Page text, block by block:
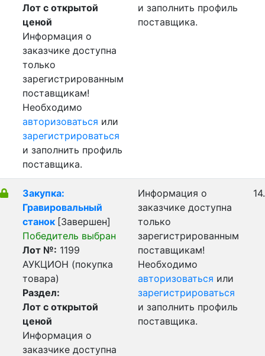
Лот с открытой
ценой
Информация о
заказчике доступна
только
зарегистрированным
поставщикам!
Необходимо
авторизоваться или
зарегистрироваться
и заполнить профиль
поставщика.
и заполнить профиль
поставщика.
Закупка:
Гравировальный
станок [Завершен]
Победитель выбран
Лот №: 1199
АУКЦИОН (покупка
товара)
Раздел:
Лот с открытой
ценой
Информация о
заказчике доступна
Информация о
заказчике доступна
только
зарегистрированным
поставщикам!
Необходимо
авторизоваться или
зарегистрироваться
и заполнить профиль
поставщика.